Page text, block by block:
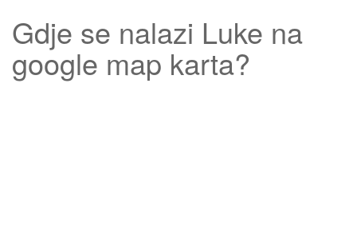
Gdje se nalazi Luke na
google map karta?